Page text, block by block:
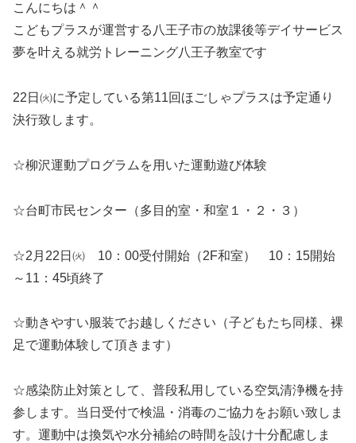
こんにちは＾＾
こどもプラスが運営する八王子市の放課後等デイサービス
夢を叶える就労トレーニング八王子教室です
22日㈫に予定している第11回ほごしゃプラスは予定通り
決行致します。
☆柳沢運動プログラムを用いた運動遊び体験
☆台町市民センター（多目的室・和室１・２・３）
☆2月22日㈫ 10：00受付開始（2F和室） 10：15開始
～11：45頃終了
☆動きやすい服装でお越しください（子どもたち同様、裸
足で運動体験して頂きます）
☆感染防止対策として、普段私用している空気清浄機を持
参します。当日受付で検温・消毒のご協力をお願い致しま
す。運動中は換気や水分補給の時間を設け十分配慮しま